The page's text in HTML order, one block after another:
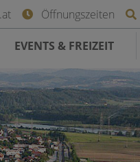
Öffnungszeiten
EVENTS & FREIZEIT